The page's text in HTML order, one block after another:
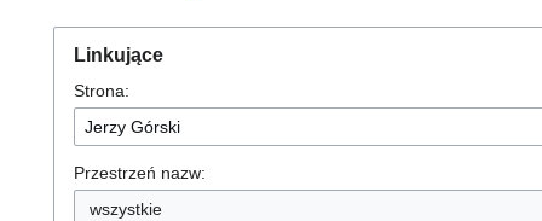
Linkujące
Strona:
Przestrzeń nazw:
wszystkie